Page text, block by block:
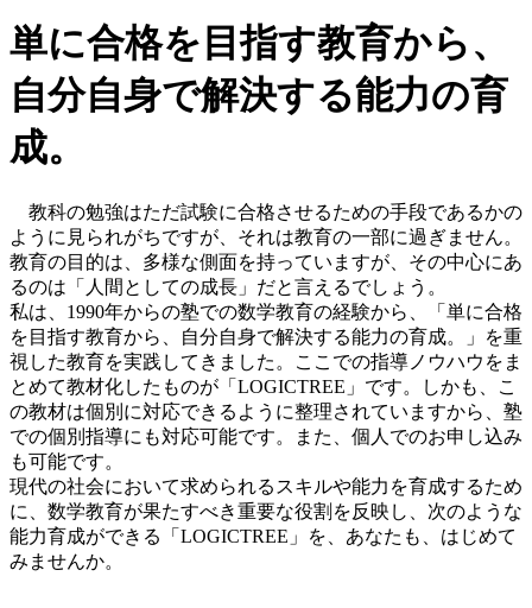
単に合格を 目指す教育から、
自分自身で解決する能力の育
成。
教科の勉強はただ試験に合格させるための手段であるかの
ように見られがちですが、それは教育の一部に過ぎません。
教育の目的は、多様な側面を持っていますが、その中心にあ
るのは「人間としての成長」だと言えるでしょう。
私は、1990年からの塾での数学教育の経験から、「単に合格
を目指す教育から、自分自身で解決する能力の育成。」を重
視した教育を実践してきました。ここでの指導ノウハウをま
とめて教材化したものが「LOGICTREE」です。しかも、こ
の教材は個別に対応できるように整理されていますから、塾
での個別指導にも対応可能です。また、個人でのお申し込み
も可能です。
現代の社会において求められるスキルや能力を育成するため
に、数学教育が果たすべき重要な役割を反映し、次のような
能力育成ができる「LOGICTREE」を、あなたも、はじめて
みませんか。